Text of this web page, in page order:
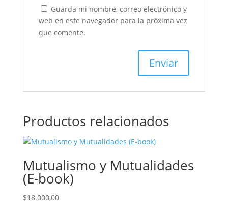
Guarda mi nombre, correo electrónico y
web en este navegador para la próxima vez
que comente.
Productos relacionados
Mutualismo y Mutualidades
(E-book)
$18.000,00